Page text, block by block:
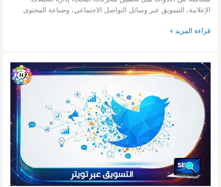
الإعلانية، التسويق عبر وسائل التواصل الاجتماعي، وصناعة المحتوى
قراءة المزيد »
التسويق
عبر
تويتر
استراتيجيات
التسويق
عبر
تويتر
لجذب
العملاء